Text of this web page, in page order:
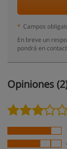
* Campos
En breve un
pondrá en
Opiniones